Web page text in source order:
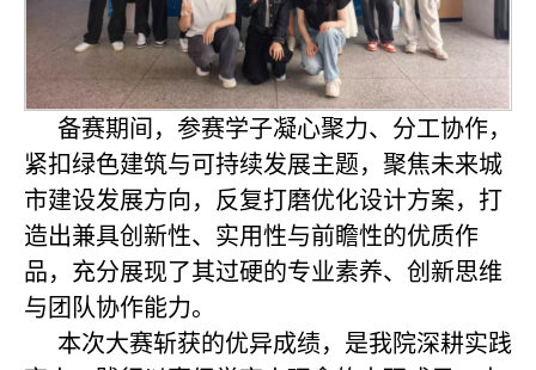
备赛期间，参赛学子凝心聚力、分工协作，
紧扣绿色建筑与可持续发展主题，聚焦未来城
市建设发展方向，反复打磨优化设计方案，打
造出兼具创新性、实用性与前瞻性的优质作
品，充分展现了其过硬的专业素养、创新思维
与团队协作能力。
本次大赛斩获的优异成绩，是我院深耕实践